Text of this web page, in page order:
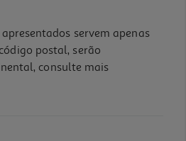
servem apenas
postal, serão
consulte mais